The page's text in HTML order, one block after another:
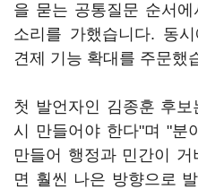
을 묻는 공통질문 순서
소리를 가했습니다. 동
견제 기능 확대를 주문했
첫 발언자인 김종훈 후
시 만들어야 한다"며 "분
만들어 행정과 민간이
면 훨씬 나은 방향으로